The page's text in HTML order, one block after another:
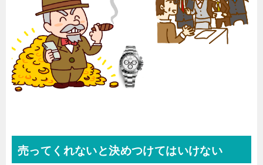
売ってくれないと決めつけてはいけない